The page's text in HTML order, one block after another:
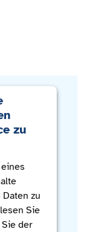
zu
zu
Sie
der